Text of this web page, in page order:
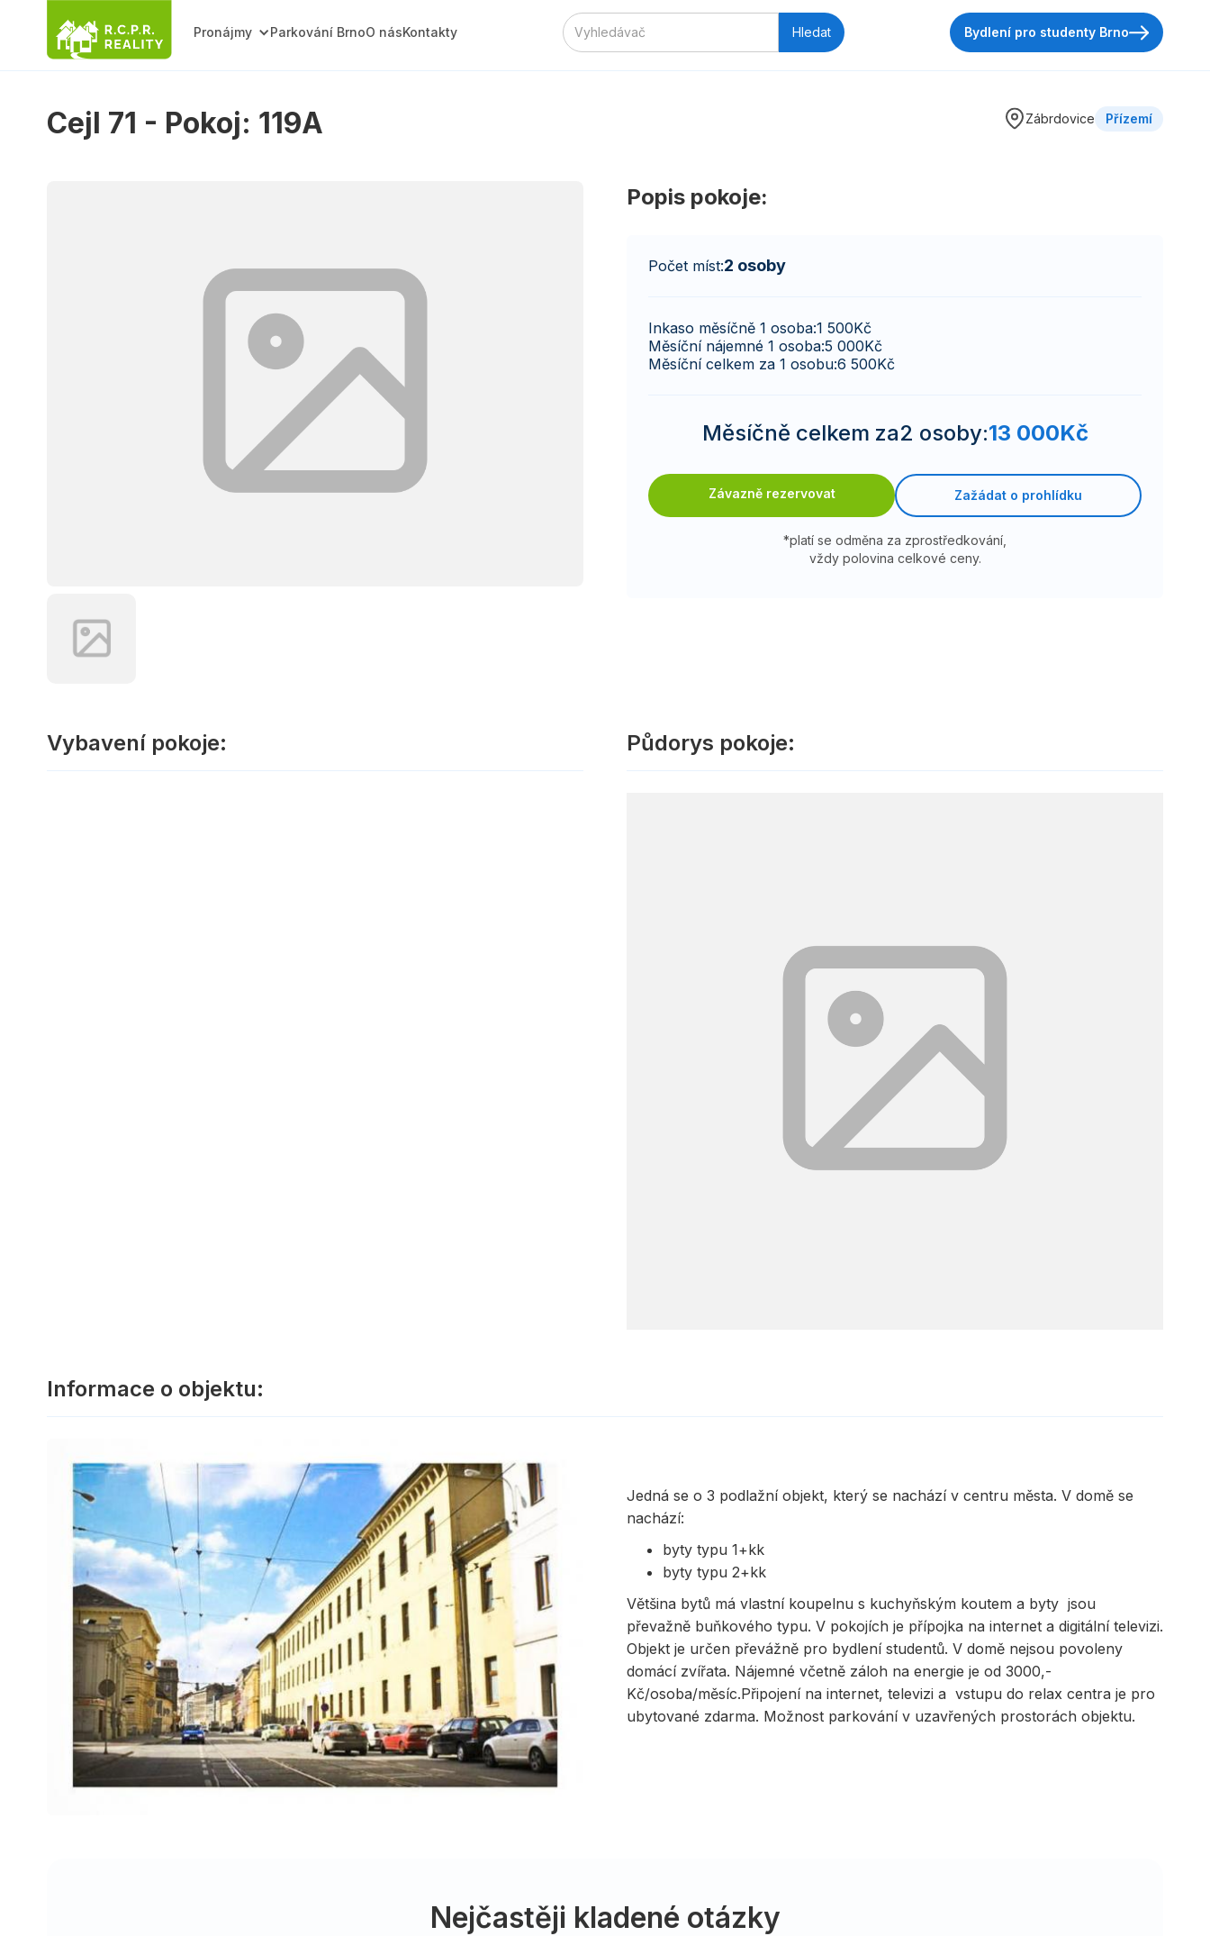
Pronájmy Parkování BrnoO násKontakty Bydlení pro studenty Brno
Cejl 71 - Pokoj: 119A Zábrdovice Přízemí
Popis pokoje:
Počet míst:2 osoby
Inkaso měsíčně 1 osoba:1 500Kč
Měsíční nájemné 1 osoba:5 000Kč
Měsíční celkem za 1 osobu:6 500Kč
Měsíčně celkem za2 osoby:13 000Kč
Závazně rezervovat Zažádat o prohlídku
*platí se odměna za zprostředkování,
vždy polovina celkové ceny.
Půdorys pokoje:
Vybavení pokoje:
Informace o objektu:
Jedná se o 3 podlažní objekt, který se nachází v centru města. V domě se
nachází:
byty typu 1+kk
byty typu 2+kk
Většina bytů má vlastní koupelnu s kuchyňským koutem a byty jsou
převažně buňkového typu. V pokojích je přípojka na internet a digitální televizi.
Objekt je určen převážně pro bydlení studentů. V domě nejsou povoleny
domácí zvířata. Nájemné včetně záloh na energie je od 3000,-
Kč/osoba/měsíc.Připojení na internet, televizi a vstupu do relax centra je pro
ubytované zdarma. Možnost parkování v uzavřených prostorách objektu.
Nejčastěji kladené otázky